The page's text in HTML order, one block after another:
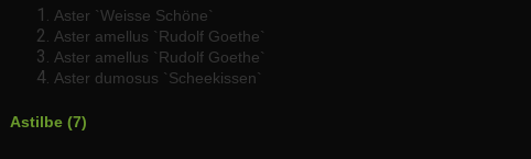
Aster `Weisse Schöne`
Aster amellus `Rudolf Goethe`
Aster amellus `Rudolf Goethe`
Aster dumosus `Scheekissen`
Astilbe (7)